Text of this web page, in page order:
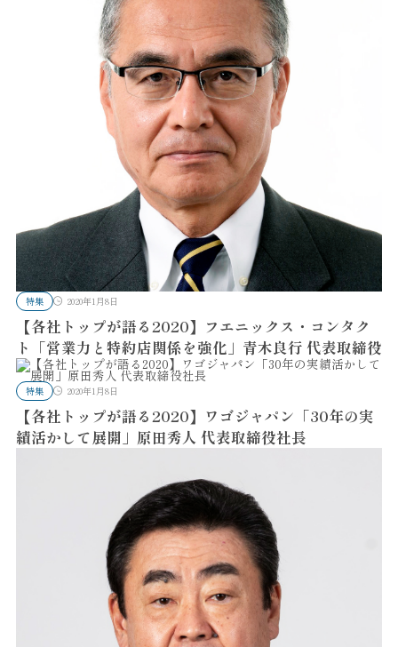
特集 2020年1月8日
【各社トップが語る2020】フエニックス・コンタク
ト「営業力と特約店関係を強化」青木良行 代表取締役
特集 2020年1月8日
【各社トップが語る2020】ワゴジャパン「30年の実
績活かして展開」原田秀人 代表取締役社長